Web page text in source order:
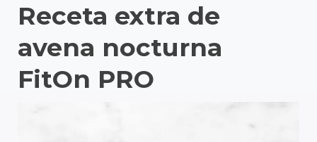
Receta extra de
avena nocturna
FitOn PRO